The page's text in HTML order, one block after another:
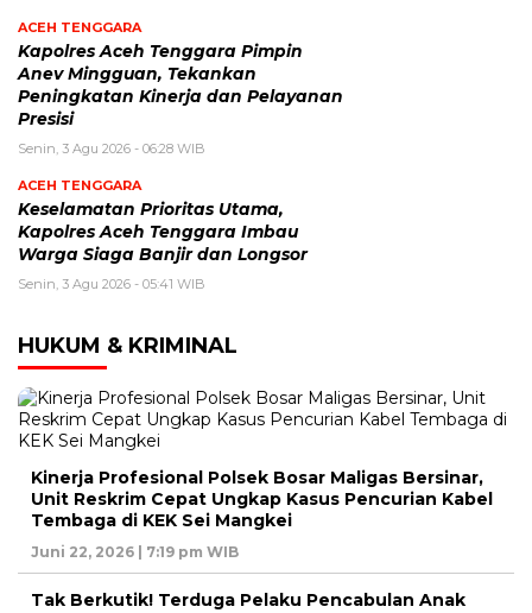
ACEH TENGGARA
Kapolres Aceh Tenggara Pimpin
Anev Mingguan, Tekankan
Peningkatan Kinerja dan Pelayanan
Presisi
Senin, 3 Agu 2026 - 06:28 WIB
ACEH TENGGARA
Keselamatan Prioritas Utama,
Kapolres Aceh Tenggara Imbau
Warga Siaga Banjir dan Longsor
Senin, 3 Agu 2026 - 05:41 WIB
HUKUM & KRIMINAL
Kinerja Profesional Polsek Bosar Maligas Bersinar,
Unit Reskrim Cepat Ungkap Kasus Pencurian Kabel
Tembaga di KEK Sei Mangkei
Juni 22, 2026 | 7:19 pm WIB
Tak Berkutik! Terduga Pelaku Pencabulan Anak